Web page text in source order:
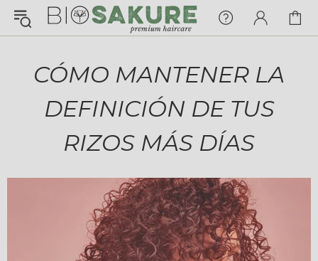
¡Konnichiwa!
View All
CÓMO MANTENER LA
DEFINICIÓN DE TUS
RIZOS MÁS DÍAS